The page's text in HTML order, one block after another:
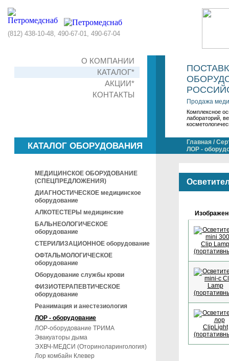
(812) 438-10-48, 490-67-01, 490-67-04
О КОМПАНИИ
КАТАЛОГ*
АКЦИИ*
КОНТАКТЫ
Продажа
Комплексное
лабораторий,
КАТАЛОГ ОБОРУДОВАНИЯ
МЕДИЦИНСКОЕ ОБОРУДОВАНИЕ
(СПЕЦПРЕДЛОЖЕНИЯ)
ДИАГНОСТИЧЕСКОЕ медицинское
оборудование
АЛКОТЕСТЕРЫ медицинские
БАЛЬНЕОЛОГИЧЕСКОЕ
оборудование
СТЕРИЛИЗАЦИОННОЕ оборудование
ОФТАЛЬМОЛОГИЧЕСКОЕ
оборудование
Оборудование службы крови
ФИЗИОТЕРАПЕВТИЧЕСКОЕ
оборудование
Реанимация и анестезиология
ЛОР - оборудование
ЛОР-оборудование ТРИМА
Эвакуаторы дыма
ЭХВЧ-МЕДСИ (Оториноларингология)
Лор комбайн Клевер
Главная /
ЛОР -